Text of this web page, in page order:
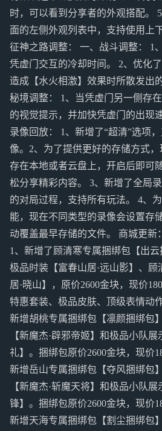
时，可以看到分享者的外观搭配。
面的左侧外观列表中，支持使用上
征神之路调整： 一、战斗调整： 1
凭虚门交互的冷却时间。 2、优化
造成【水火相激】效果时所散发出
秘境调整： 1、当凭虚门另一侧存
的视觉提示，并加快凭虚门的出现
录像回放： 1、新增了“超清”选项
像。2、为了提供更好的存储方式
存在本地或者云盘上，开启后即可
松分享精彩内容。 3、新增了全局
的对局过程，支持所有玩法。 4、
能，现在不同类型的录像会设置存
动覆盖最早存储的文件。 商城更新
1、新增了顾清寒专属捆绑包【出
极品时装【富春山居·远山影】、
居·晓山】，原价2600金块，现价
特惠套装、极品皮肤、顶级表情动
新增胡桃专属捆绑包【凛颜捆绑包
【新魔杰·辟邪帝姬】和极品小队
礼】。捆绑包原价2600金块，现价
新增岳山专属捆绑包【夺风捆绑包
【新魔杰·斩魔天将】和极品小队展
锋】。捆绑包原价2600金块，现价
新增天海专属捆绑包【割尘捆绑包